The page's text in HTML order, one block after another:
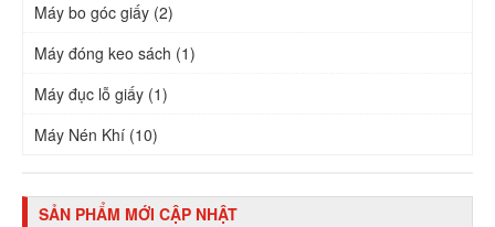
Máy bo góc giấy (2)
Máy đóng keo sách (1)
Máy đục lỗ giấy (1)
Máy Nén Khí (10)
SẢN PHẨM MỚI CẬP NHẬT